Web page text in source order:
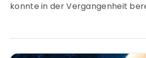
konnte in der Vergangenheit